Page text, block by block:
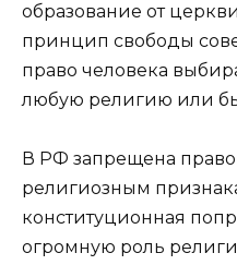
образование от
принцип свободы
право человека
любую религию или
В РФ запрещена
религиозным
конституционная
огромную роль